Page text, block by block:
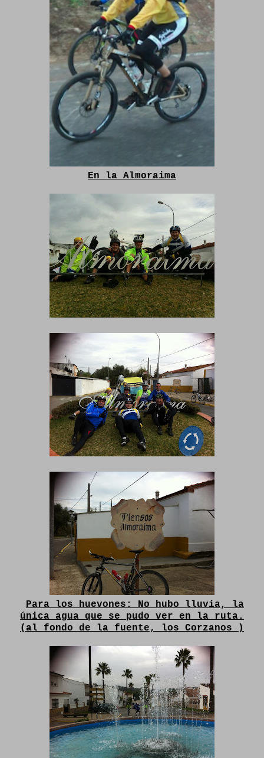
En la Almoraima
Para los huevones: No hubo lluvia, la
única agua que se pudo ver en la ruta.
(al fondo de la fuente, los Corzanos )